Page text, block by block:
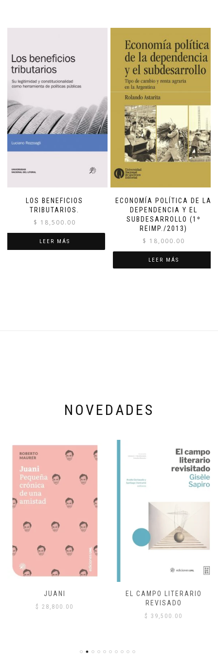
LOS BENEFICIOS
TRIBUTARIOS.
$ 18,500.00
LEER MÁS
ECONOMÍA POLÍTICA DE LA
DEPENDENCIA Y EL
SUBDESARROLLO (1º
REIMP./2013)
$ 18,000.00
LEER MÁS
NOVEDADES
JUANI
$ 28,800.00
EL CAMPO LITERARIO
REVISADO
$ 39,500.00